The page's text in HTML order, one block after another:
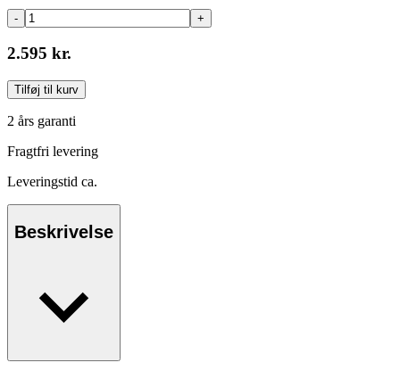
- +
2.595 kr.
Tilføj til kurv
2 års garanti
Fragtfri levering
Leveringstid ca.
Beskrivelse